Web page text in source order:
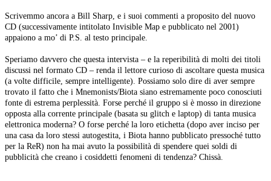
Scrivemmo ancora a Bill Sharp, e i suoi commenti a proposito del nuovo
CD (successivamente intitolato Invisible Map e pubblicato nel 2001)
appaiono a mo’ di P.S. al testo principale.
Speriamo davvero che questa intervista – e la reperibilità di molti dei titoli
discussi nel formato CD – renda il lettore curioso di ascoltare questa musica
(a volte difficile, sempre intelligente). Possiamo solo dire di aver sempre
trovato il fatto che i Mnemonists/Biota siano estremamente poco conosciuti
fonte di estrema perplessità. Forse perché il gruppo si è mosso in direzione
opposta alla corrente principale (basata su glitch e laptop) di tanta musica
elettronica moderna? O forse perché la loro etichetta (dopo aver inciso per
una casa da loro stessi autogestita, i Biota hanno pubblicato pressoché tutto
per la ReR) non ha mai avuto la possibilità di spendere quei soldi di
pubblicità che creano i cosiddetti fenomeni di tendenza? Chissà.